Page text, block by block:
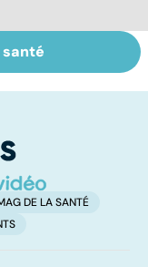
sur
DE LA SANTÉ